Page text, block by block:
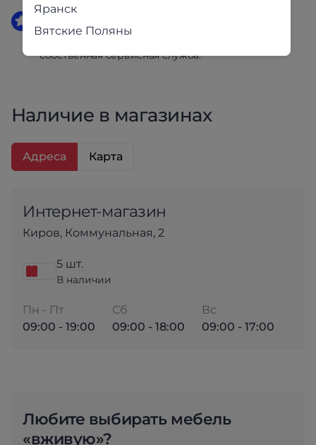
Гарантия 1 год
собственная сервисная служба.
Наличие в магазинах
Адреса Карта
Интернет-магазин
Киров, Коммунальная, 2
5 шт.
В наличии
Пн - Пт
09:00 - 19:00
Сб
09:00 - 18:00
Вс
09:00 - 17:00
Любите выбирать мебель
«вживую»?
Яранск
Вятские Поляны